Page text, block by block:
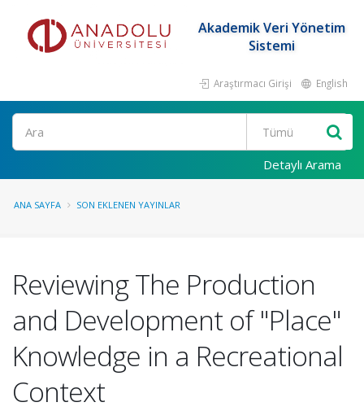
Akademik Veri Yönetim
Sistemi
Araştırmacı Girişi English
Ara
Detaylı Arama
ANA SAYFA SON EKLENEN YAYINLAR
Reviewing The Production
and Development of "Place"
Knowledge in a Recreational
Context